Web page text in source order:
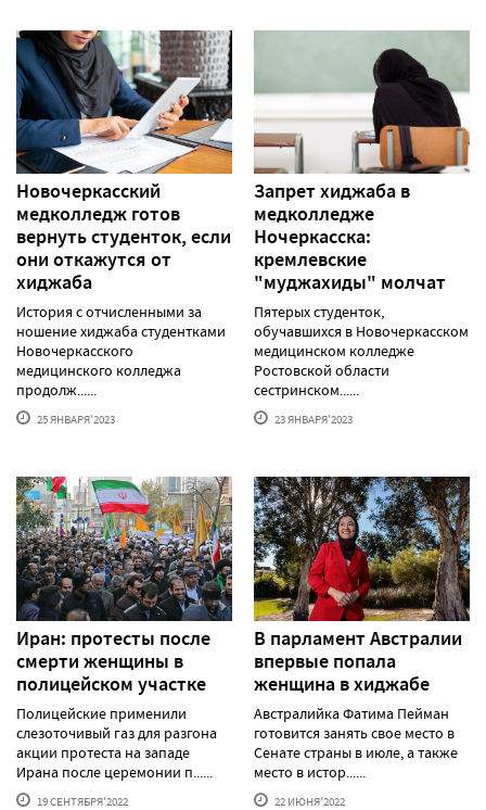
Новочеркасский
медколледж готов
вернуть студенток, если
они откажутся от
хиджаба
История с отчисленными за
ношение хиджаба студентками
Новочеркасского
медицинского колледжа
продолж......
25 ЯНВАРЯ'2023
Запрет хиджаба в
медколледже
Ночеркасска:
кремлевские
"муджахиды" молчат
Пятерых студенток,
обучавшихся в Новочеркасском
медицинском колледже
Ростовской области
сестринском......
23 ЯНВАРЯ'2023
Иран: протесты после
смерти женщины в
полицейском участке
Полицейские применили
слезоточивый газ для разгона
акции протеста на западе
Ирана после церемонии п......
19 СЕНТЯБРЯ'2022
В парламент Австралии
впервые попала
женщина в хиджабе
Австралийка Фатима Пейман
готовится занять свое место в
Сенате страны в июле, а также
место в истор......
22 ИЮНЯ'2022